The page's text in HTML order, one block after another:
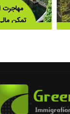
مهاجرت
تمکن